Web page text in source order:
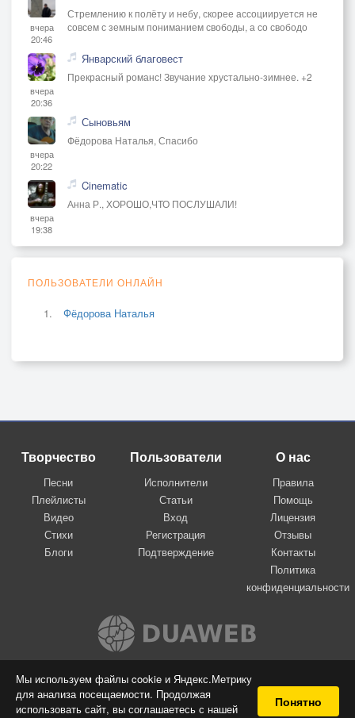
Мы используем файлы cookie и Яндекс.Метрику
для анализа посещаемости. Продолжая
использовать сайт, вы соглашаетесь с нашей
Понятно
вчера
20:46
Стремлению к полёту и небу, скорее ассоциируется не
совсем с земным пониманием свободы, а со свободо
вчера
20:36
Январский благовест
Прекрасный романс! Звучание хрустально-зимнее. +2
вчера
20:22
Сыновьям
Фёдорова Наталья, Спасибо
вчера
19:38
Cinematic
Анна Р., ХОРОШО,ЧТО ПОСЛУШАЛИ!
ПОЛЬЗОВАТЕЛИ ОНЛАЙН
Фёдорова Наталья
Творчество
Песни
Плейлисты
Видео
Стихи
Блоги
Пользователи
Исполнители
Статьи
Вход
Регистрация
Подтверждение
О нас
Правила
Помощь
Лицензия
Отзывы
Контакты
Политика
конфиденциальности
Вконтакте
© 2009-2026 Я-пою
Музыкальный сайт самовыражения